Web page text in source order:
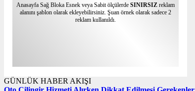
Anasayfa Sağ Bloka Esnek veya Sabit ölçülerde SINIRSIZ reklam
alanını şablon olarak ekleyebilirsiniz. Şuan örnek olarak sadece 2
reklam kullanıldı.
GÜNLÜK HABER AKIŞI